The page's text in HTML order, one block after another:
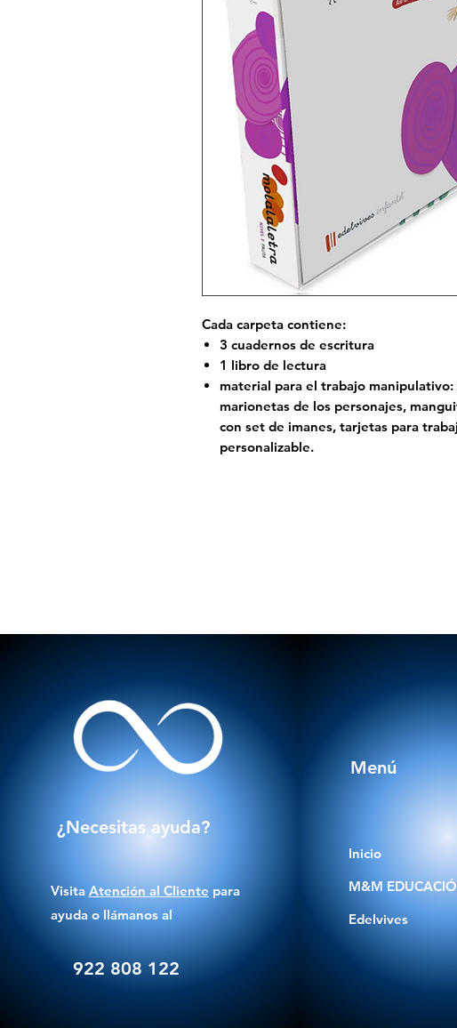
Cada carpeta contiene:
3 cuadernos de escritura
1 libro de lectura
material para el trabajo
marionetas de los personajes,
con set de imanes, tarjetas para
personalizable.
¿Necesitas ayuda?
Visita Atención al Cliente para
ayuda o llámanos al
922 808 122
Menú
Inicio
M&M
Edelvives